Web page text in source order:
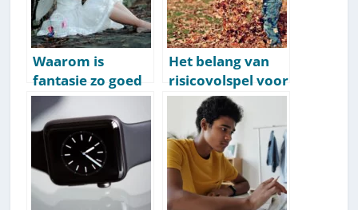
Waarom is
fantasie zo goed
voor de
ontwikkeling van
kinderen? En hoe
stimuleer je het?
Het belang van
risicovolspel voor
kinderen [Tips &
Voordelen]